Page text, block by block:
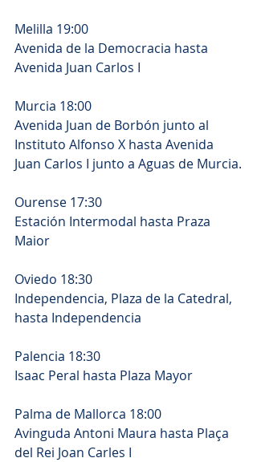
Melilla 19:00
Avenida de la Democracia hasta
Avenida Juan Carlos I
Murcia 18:00
Avenida Juan de Borbón junto al
Instituto Alfonso X hasta Avenida
Juan Carlos I junto a Aguas de Murcia.
Ourense 17:30
Estación Intermodal hasta Praza
Maior
Oviedo 18:30
Independencia, Plaza de la Catedral,
hasta Independencia
Palencia 18:30
Isaac Peral hasta Plaza Mayor
Palma de Mallorca 18:00
Avinguda Antoni Maura hasta Plaça
del Rei Joan Carles I